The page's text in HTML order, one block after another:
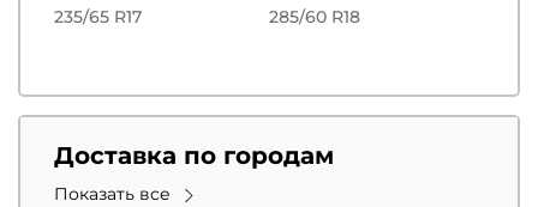
235/65 R17
285/60 R18
Доставка по городам
Показать все